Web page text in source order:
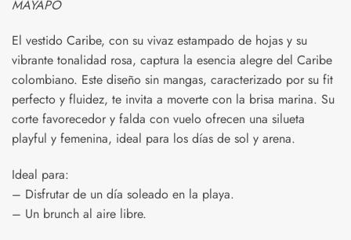
MAYAPO
El vestido Caribe, con su vivaz estampado de hojas y su
vibrante tonalidad rosa, captura la esencia alegre del Caribe
colombiano. Este diseño sin mangas, caracterizado por su fit
perfecto y fluidez, te invita a moverte con la brisa marina. Su
corte favorecedor y falda con vuelo ofrecen una silueta
playful y femenina, ideal para los días de sol y arena.
Ideal para:
– Disfrutar de un día soleado en la playa.
– Un brunch al aire libre.